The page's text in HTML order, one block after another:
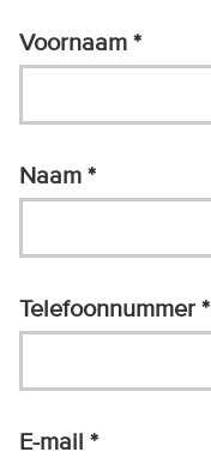
Voornaam
Naam
Telefoonnummer
E-mail